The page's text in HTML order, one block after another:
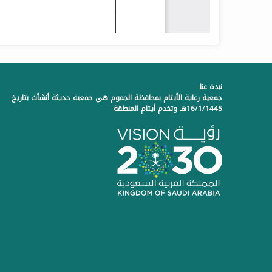
نبذة عنا
جمعية رعاية الأيتام بمحافظة الجموم هي جمعية حديثة أنشأت بتاريخ
16/1/1445هـ وتخدم أيتام المنطقة